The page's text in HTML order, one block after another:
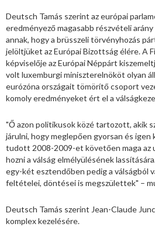
Deutsch Tamás szerint az európai
eredményező magasabb részvételi
annak, hogy a brüsszeli törvényhozás
jelöltjüket az Európai Bizottság élére. A
képviselője az Európai Néppárt
volt luxemburgi miniszterelnököt olyan
eurózóna országait tömörítő csoport
komoly eredményeket ért el a
"Ő azon politikusok közé tartozott, akik
járulni, hogy meglepően gyorsan és igen
tudott 2008-2009-et követően maga az
hozni a válság elmélyülésének
egy-két esztendőben pedig a válságból
feltételei, döntései is megszülettek" –
Deutsch Tamás szerint Jean-Claude
komplex kezelésére.